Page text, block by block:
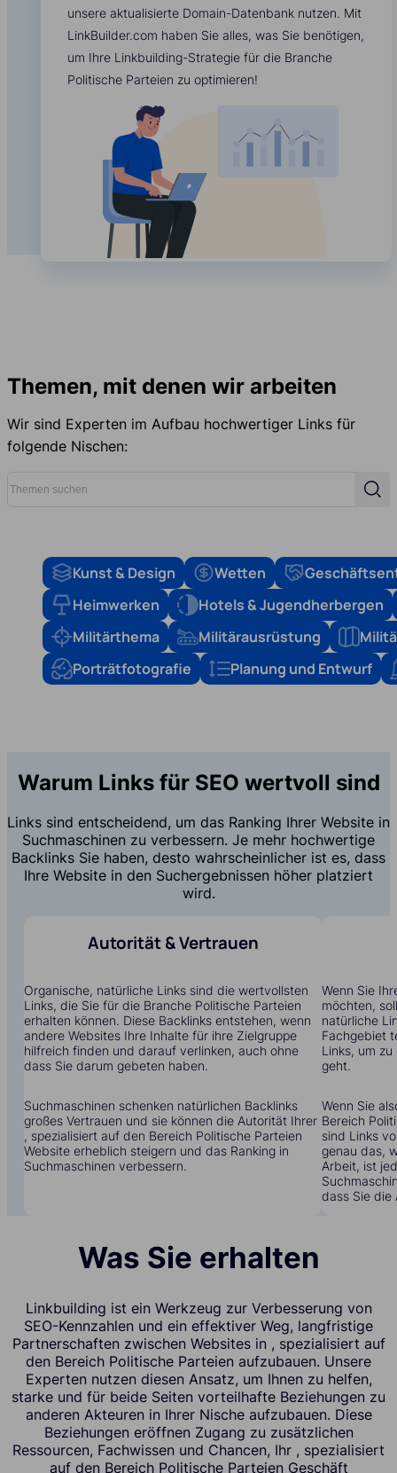
unsere aktualisierte Domain-Datenbank nutzen. Mit
LinkBuilder.com haben Sie alles, was Sie benötigen,
um Ihre Linkbuilding-Strategie für die Branche
Politische Parteien zu optimieren!
Themen, mit denen wir arbeiten
Wir sind Experten im Aufbau hochwertiger Links für
folgende Nischen:
Kunst & Design Wetten
Heimwerken
Hotels & Jugendherbergen
Militärthema
Militärausrüstung
Porträtfotografie
Planung und Entwurf
Warum Links für SEO wertvoll sind
Links sind entscheidend, um das Ranking Ihrer Website in
Suchmaschinen zu verbessern. Je mehr hochwertige
Backlinks Sie haben, desto wahrscheinlicher ist es, dass
Ihre Website in den Suchergebnissen höher platziert
wird.
Autorität & Vertrauen
Organische, natürliche Links sind die wertvollsten
Links, die Sie für die Branche Politische Parteien
erhalten können. Diese Backlinks entstehen, wenn
andere Websites Ihre Inhalte für ihre Zielgruppe
hilfreich finden und darauf verlinken, auch ohne
dass Sie darum gebeten haben.
Suchmaschinen schenken natürlichen Backlinks
großes Vertrauen und sie können die Autorität Ihrer
, spezialisiert auf den Bereich Politische Parteien
Website erheblich steigern und das Ranking in
Suchmaschinen verbessern.
Wenn Sie
möchten,
natürliche
Fachgebiet
Links, um
geht.
Wenn Sie
Bereich
sind Links
genau das,
Arbeit, ist
dass Sie die
Was Sie erhalten
Linkbuilding ist ein Werkzeug zur Verbesserung von
SEO-Kennzahlen und ein effektiver Weg, langfristige
Partnerschaften zwischen Websites in , spezialisiert auf
den Bereich Politische Parteien aufzubauen. Unsere
Experten nutzen diesen Ansatz, um Ihnen zu helfen,
starke und für beide Seiten vorteilhafte Beziehungen zu
anderen Akteuren in Ihrer Nische aufzubauen. Diese
Beziehungen eröffnen Zugang zu zusätzlichen
Ressourcen, Fachwissen und Chancen, Ihr , spezialisiert
auf den Bereich Politische Parteien Geschäft